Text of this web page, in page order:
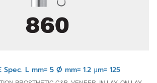
Spec. L mm= 5 Ø mm= 1.2 µm= 125